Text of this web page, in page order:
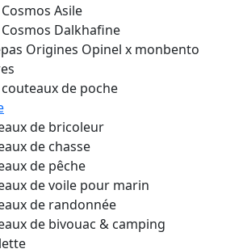
Cosmos Asile
Cosmos Dalkhafine
Origines Opinel x monbento
de poche
de bricoleur
de chasse
de pêche
de voile pour marin
de randonnée
de bivouac & camping